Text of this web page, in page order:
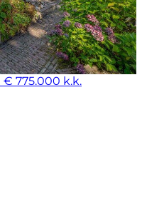
€ 775.000 k.k.